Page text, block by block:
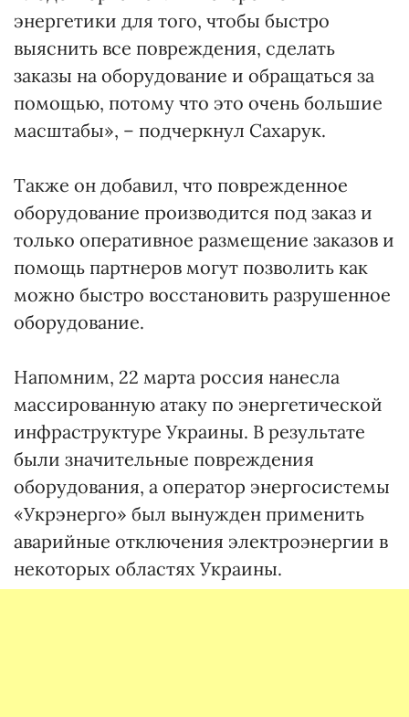
энергетики для того, чтобы быстро
выяснить все повреждения, сделать
заказы на оборудование и обращаться за
помощью, потому что это очень большие
масштабы», – подчеркнул Сахарук.
Также он добавил, что поврежденное
оборудование производится под заказ и
только оперативное размещение заказов и
помощь партнеров могут позволить как
можно быстро восстановить разрушенное
оборудование.
Напомним, 22 марта россия нанесла
массированную атаку по энергетической
инфраструктуре Украины. В результате
были значительные повреждения
оборудования, а оператор энергосистемы
«Укрэнерго» был вынужден применить
аварийные отключения электроэнергии в
некоторых областях Украины.